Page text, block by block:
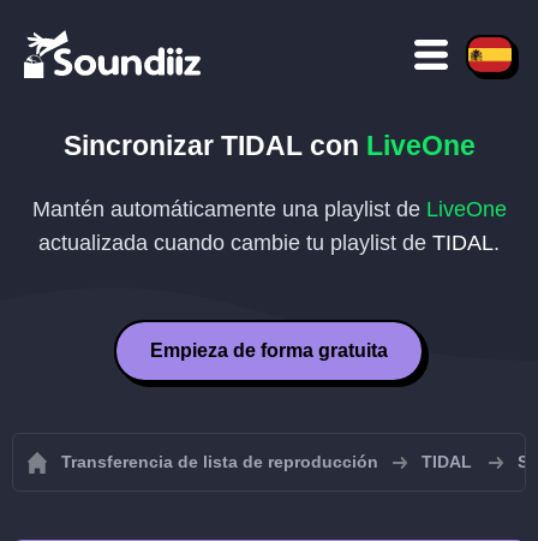
Sincronizar TIDALcon LiveOne
Mantén automáticamente una playlist de LiveOne
actualizada cuando cambie tu playlist de TIDAL.
Empieza de forma gratuita
Transferencia de lista de reproducción TIDAL